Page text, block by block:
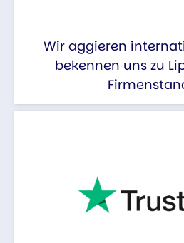
Wir aggieren
bekennen uns zu